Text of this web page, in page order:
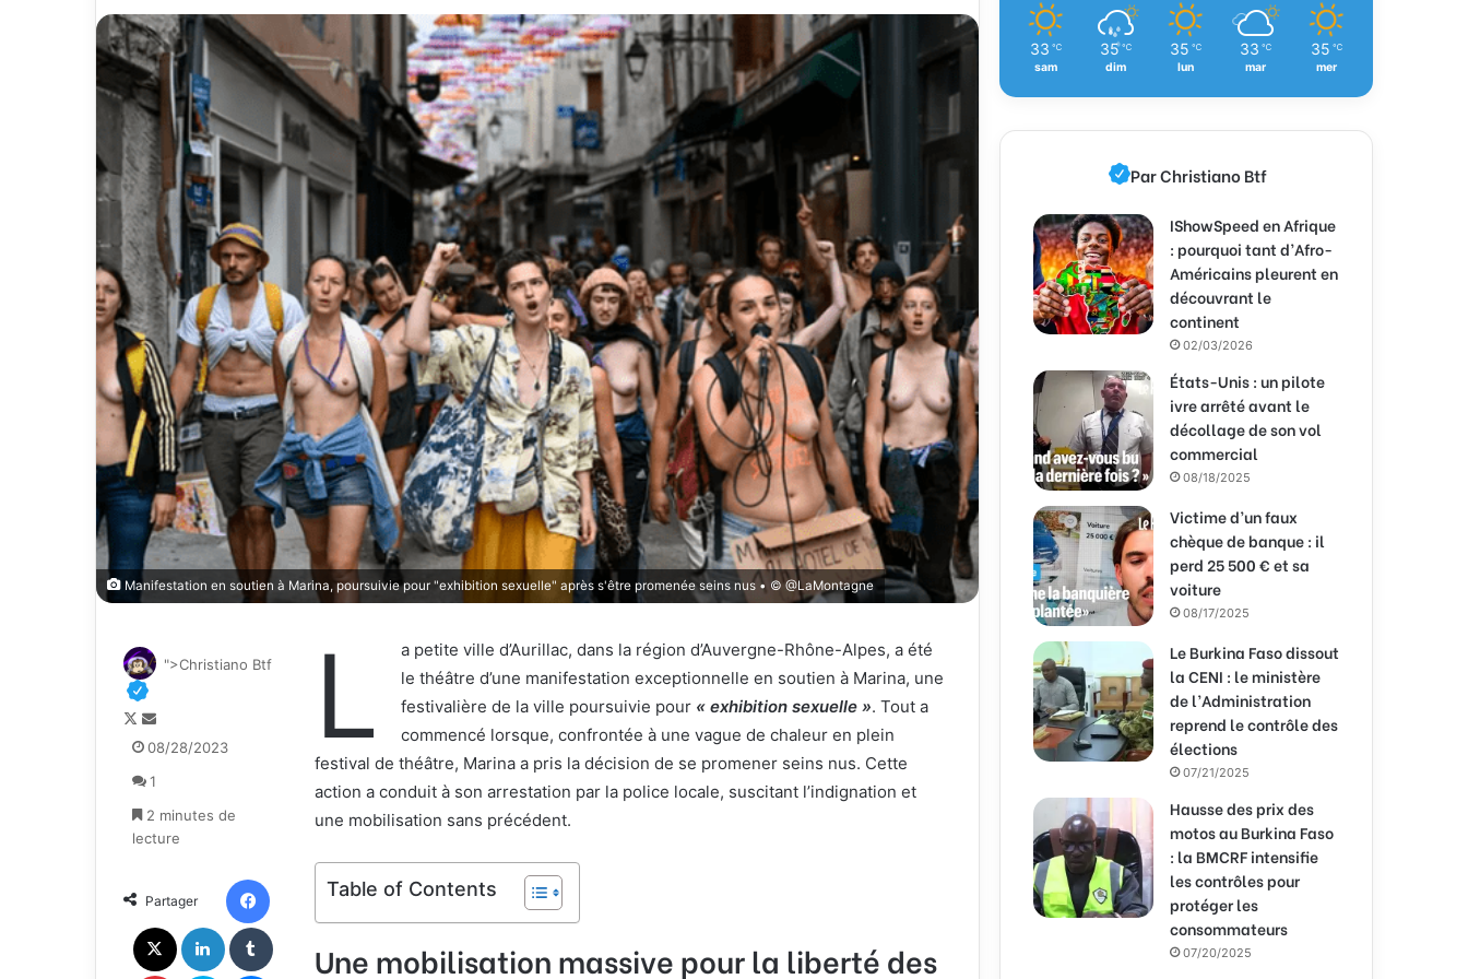
Manifestation en soutien à Marina, poursuivie pour "exhibition sexuelle" après s'être promenée seins nus • © @LaMontagne
L
a petite ville d’Aurillac, dans la région d’Auvergne-Rhône-Alpes, a été
le théâtre d’une manifestation exceptionnelle en soutien à Marina, une
festivalière de la ville poursuivie pour « exhibition sexuelle ». Tout a
commencé lorsque, confrontée à une vague de chaleur en plein
festival de théâtre, Marina a pris la décision de se promener seins nus. Cette
action a conduit à son arrestation par la police locale, suscitant l’indignation et
une mobilisation sans précédent.
Table of Contents
Une mobilisation massive pour la liberté des
">Christiano Btf
F
o
l
o
w
X
n
y
e
n
c
o
u
08/28/2023
1
2 minutes de
lecture
Partager
33 ℃
sam
35 ℃
dim
35 ℃
lun
33 ℃
mar
35 ℃
mer
Par Christiano Btf
IShowSpeed en Afrique
: pourquoi tant d’Afro-
Américains pleurent en
découvrant le
continent
02/03/2026
États-Unis : un pilote
ivre arrêté avant le
décollage de son vol
commercial
08/18/2025
Victime d’un faux
chèque de banque : il
perd 25 500 € et sa
voiture
08/17/2025
Le Burkina Faso dissout
la CENI : le ministère
de l’Administration
reprend le contrôle des
élections
07/21/2025
Hausse des prix des
motos au Burkina Faso
: la BMCRF intensifie
les contrôles pour
protéger les
consommateurs
07/20/2025